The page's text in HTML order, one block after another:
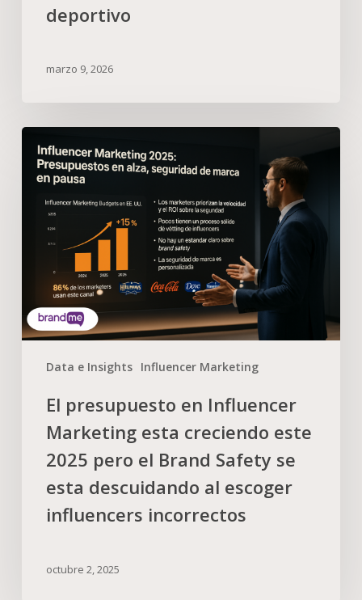
deportivo
marzo 9, 2026
Data e Insights Influencer Marketing
El presupuesto en Influencer
Marketing esta creciendo este
2025 pero el Brand Safety se
esta descuidando al escoger
influencers incorrectos
octubre 2, 2025